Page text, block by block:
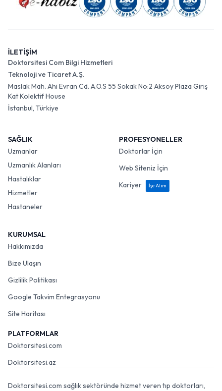
İLETİŞİM
Doktorsitesi Com Bilgi Hizmetleri
Teknoloji ve Ticaret A.Ş.
Maslak Mah. Ahi Evran Cd. A.O.S 55 Sokak No:2 Aksoy Plaza Giriş
Kat Kolektif House
İstanbul, Türkiye
SAĞLIK
Uzmanlar
Uzmanlık Alanları
Hastalıklar
Hizmetler
Hastaneler
PROFESYONELLER
Doktorlar İçin
Web Siteniz İçin
Kariyer
İşe Alım
KURUMSAL
Hakkımızda
Bize Ulaşın
Gizlilik Politikası
Google Takvim Entegrasyonu
Site Haritası
PLATFORMLAR
Doktorsitesi.com
Doktorsitesi.az
Doktorsitesi.com sağlık sektöründe hizmet veren tıp doktorları,